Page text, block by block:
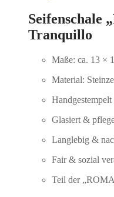
Seifenschale
Tranquillo
Maße: ca. 13 ×
Material:
Glasiert &
Langlebig &
Fair & sozial
Teil der